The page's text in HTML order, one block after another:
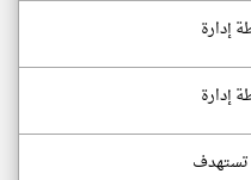
مع خطة إدارة
مع خطة إدارة
مسيرات تستهدف